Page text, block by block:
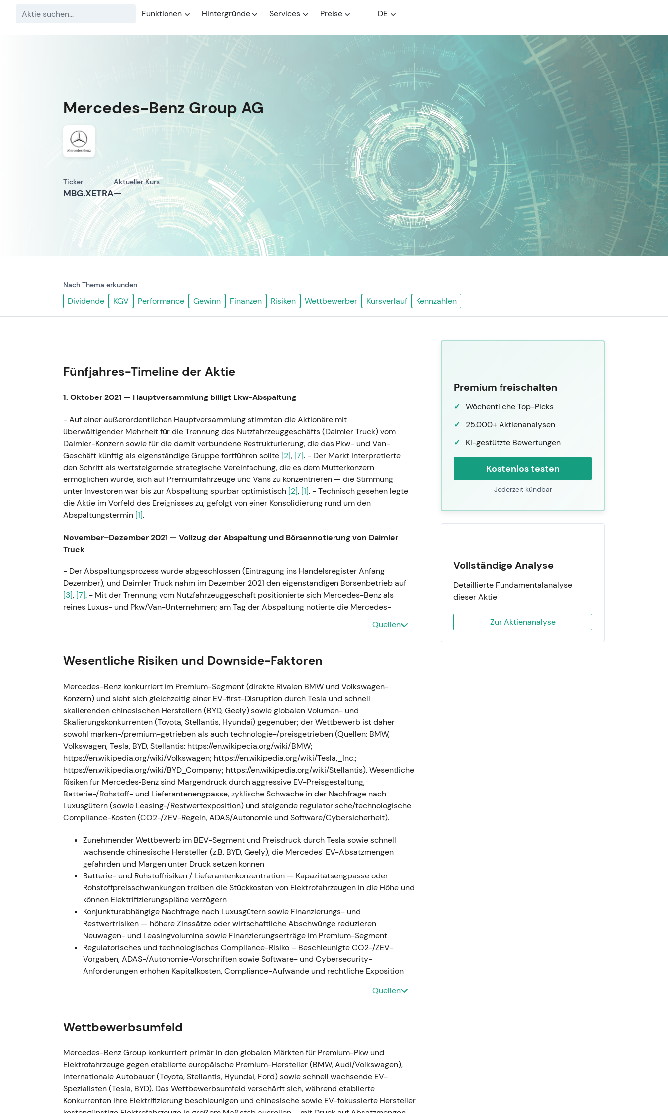
Funktionen Hintergründe Services Preise DE
Mercedes-Benz Group AG
Ticker
MBG.XETRA
Aktueller Kurs
—
Nach Thema erkunden
Dividende KGV Performance Gewinn Finanzen Risiken Wettbewerber Kursverlauf Kennzahlen
Fünfjahres-Timeline der Aktie
1. Oktober 2021 — Hauptversammlung billigt Lkw-Abspaltung
- Auf einer außerordentlichen Hauptversammlung stimmten die Aktionäre mit
überwältigender Mehrheit für die Trennung des Nutzfahrzeuggeschäfts (Daimler Truck) vom
Daimler-Konzern sowie für die damit verbundene Restrukturierung, die das Pkw- und Van-
Geschäft künftig als eigenständige Gruppe fortführen sollte [2], [7]. - Der Markt interpretierte
den Schritt als wertsteigernde strategische Vereinfachung, die es dem Mutterkonzern
ermöglichen würde, sich auf Premiumfahrzeuge und Vans zu konzentrieren — die Stimmung
unter Investoren war bis zur Abspaltung spürbar optimistisch [2], [1]. - Technisch gesehen legte
die Aktie im Vorfeld des Ereignisses zu, gefolgt von einer Konsolidierung rund um den
Abspaltungstermin [1].
November–Dezember 2021 — Vollzug der Abspaltung und Börsennotierung von Daimler
Truck
- Der Abspaltungsprozess wurde abgeschlossen (Eintragung ins Handelsregister Anfang
Dezember), und Daimler Truck nahm im Dezember 2021 den eigenständigen Börsenbetrieb auf
[3], [7]. - Mit der Trennung vom Nutzfahrzeuggeschäft positionierte sich Mercedes-Benz als
reines Luxus- und Pkw/Van-Unternehmen; am Tag der Abspaltung notierte die Mercedes-
. - Technisch:
Kursspitze zum Zeitpunkt der Abspaltung auf Mehrjahreshoch, gefolgt von einem moderaten
1. Februar 2022 — Daimler wird offiziell zur Mercedes-Benz Group AG
- Die Daimler AG wurde offiziell in Mercedes-Benz Group AG umbenannt; damit war die
strategische Neuausrichtung auf Pkw und Vans formal abgeschlossen[4] ,[3]. - Die
Umbenennung unterstrich die „Pure-Play"-Luxusauto-Positionierung und schuf
konzernstrategische Klarheit; Investoren betrachteten die Gruppe fortan als das zentrale
Kapitalallokationsvehikel für die Mercedes-Pkw-Marken[4]. - Technisch: Volatile
Seitwärtsbewegung, während der Markt die neue Konzernstruktur und aufkommende
Makrorisiken einpreiste.
Februar–März 2022 — Russland-Invasion, Betriebsunterbrechung und
Lieferkettenprobleme
- Nach dem russischen Einmarsch in die Ukraine setzte Mercedes-Benz Exporte und die lokale
betroffenen Russland-Assets wurden mit rund 2,0–2,2 Mrd. Euro angegeben; gleichzeitig
verschärften sich die Engpässe bei Halbleitern und Rohstoffen[10],[12], [9]. - Der zuvor
vorherrschende Strategieoptimismus wich geopolitischer und operativer Vorsicht —
Investoren passten ihre Risikoeinschätzung bezüglich Produktion, Teileverfügbarkeit und
möglicher Vermögensverluste entsprechend an[9],[10]. - Technisch: Erhöhte Volatilität und
Kursverluste infolge der eingepreisten geopolitischen und makroökonomischen Schocks.
August–Oktober 2022 — Batterie- und Rohstoffpartnerschaften (CATL, Rock Tech)
- Mercedes weitete seine Batteriezellen-Versorgungsvereinbarungen aus — darunter
Aktivitäten rund um CATLs europäisches Angebot — und schloss einen verbindlichen
Liefervertrag mit Rock Tech Lithium über rund 10.000 Tonnen batterietaugliches
. - Das Unternehmen steuerte gezielt auf mehr vertikale Integration und direktes
skalierbare Elektrifizierung werteten. - Technisch: Strukturell stützende Narrative für den
Nachfrageunsicherheiten die strategischen Fortschritte überlagerten [22],[29].
26. Oktober 2022 — Entscheidung zum Russland-Rückzug (Verkauf an lokalen Käufer
angekündigt)
- Mercedes-Benz gab bekannt, den russischen Markt zu verlassen und die lokalen
Quellen
Wesentliche Risiken und Downside-Faktoren
Mercedes-Benz konkurriert im Premium-Segment (direkte Rivalen BMW und Volkswagen-
Konzern) und sieht sich gleichzeitig einer EV-first-Disruption durch Tesla und schnell
skalierenden chinesischen Herstellern (BYD, Geely) sowie globalen Volumen- und
Skalierungskonkurrenten (Toyota, Stellantis, Hyundai) gegenüber; der Wettbewerb ist daher
sowohl marken-/premium-getrieben als auch technologie-/preisgetrieben (Quellen: BMW,
Volkswagen, Tesla, BYD, Stellantis: https://en.wikipedia.org/wiki/BMW;
https://en.wikipedia.org/wiki/Volkswagen; https://en.wikipedia.org/wiki/Tesla,_Inc.;
https://en.wikipedia.org/wiki/BYD_Company; https://en.wikipedia.org/wiki/Stellantis). Wesentliche
Risiken für Mercedes‑Benz sind Margendruck durch aggressive EV-Preisgestaltung,
Batterie-/Rohstoff- und Lieferantenengpässe, zyklische Schwäche in der Nachfrage nach
Luxusgütern (sowie Leasing-/Restwertexposition) und steigende regulatorische/technologische
Compliance-Kosten (CO2-/ZEV-Regeln, ADAS/Autonomie und Software/Cybersicherheit).
Zunehmender Wettbewerb im BEV-Segment und Preisdruck durch Tesla sowie schnell
wachsende chinesische Hersteller (z.B. BYD, Geely), die Mercedes' EV-Absatzmengen
gefährden und Margen unter Druck setzen können
Batterie- und Rohstoffrisiken / Lieferantenkonzentration — Kapazitätsengpässe oder
Rohstoffpreisschwankungen treiben die Stückkosten von Elektrofahrzeugen in die Höhe und
können Elektrifizierungspläne verzögern
Konjunkturabhängige Nachfrage nach Luxusgütern sowie Finanzierungs- und
Restwertrisiken — höhere Zinssätze oder wirtschaftliche Abschwünge reduzieren
Neuwagen- und Leasingvolumina sowie Finanzierungserträge im Premium-Segment
Regulatorisches und technologisches Compliance-Risiko – Beschleunigte CO2-/ZEV-
Vorgaben, ADAS-/Autonomie-Vorschriften sowie Software- und Cybersecurity-
Anforderungen erhöhen Kapitalkosten, Compliance-Aufwände und rechtliche Exposition
Quellen
Wettbewerbsumfeld
Mercedes-Benz Group konkurriert primär in den globalen Märkten für Premium-Pkw und
Elektrofahrzeuge gegen etablierte europäische Premium-Hersteller (BMW, Audi/Volkswagen),
internationale Autobauer (Toyota, Stellantis, Hyundai, Ford) sowie schnell wachsende EV-
Spezialisten (Tesla, BYD). Das Wettbewerbsumfeld verschärft sich, während etablierte
Konkurrenten ihre Elektrifizierung beschleunigen und chinesische sowie EV-fokussierte Hersteller
Premium freischalten
Wöchentliche Top-Picks
25.000+ Aktienanalysen
KI-gestützte Bewertungen
Kostenlos testen
Jederzeit kündbar
Vollständige Analyse
Detaillierte Fundamentalanalyse
dieser Aktie
Zur Aktienanalyse